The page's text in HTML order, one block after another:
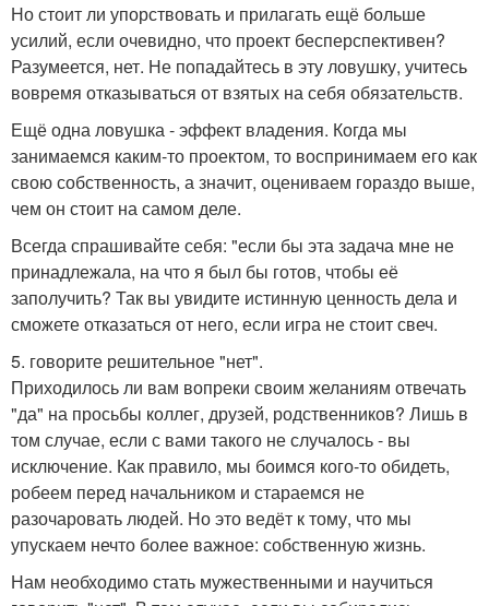
Но стоит ли упорствовать и прилагать ещё больше
усилий, если очевидно, что проект бесперспективен?
Разумеется, нет. Не попадайтесь в эту ловушку, учитесь
вовремя отказываться от взятых на себя обязательств.
Ещё одна ловушка - эффект владения. Когда мы
занимаемся каким-то проектом, то воспринимаем его как
свою собственность, а значит, оцениваем гораздо выше,
чем он стоит на самом деле.
Всегда спрашивайте себя: "если бы эта задача мне не
принадлежала, на что я был бы готов, чтобы её
заполучить? Так вы увидите истинную ценность дела и
сможете отказаться от него, если игра не стоит свеч.
5. говорите решительное "нет".
Приходилось ли вам вопреки своим желаниям отвечать
"да" на просьбы коллег, друзей, родственников? Лишь в
том случае, если с вами такого не случалось - вы
исключение. Как правило, мы боимся кого-то обидеть,
робеем перед начальником и стараемся не
разочаровать людей. Но это ведёт к тому, что мы
упускаем нечто более важное: собственную жизнь.
Нам необходимо стать мужественными и научиться